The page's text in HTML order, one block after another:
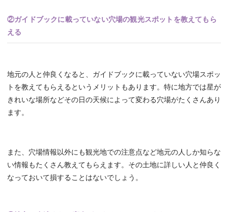
②ガイドブックに載っていない穴場の観光スポットを教えてもら
える
地元の人と仲良くなると、ガイドブックに載っていない穴場スポッ
トを教えてもらえるというメリットもあります。特に地方では星が
きれいな場所などその日の天候によって変わる穴場がたくさんあり
ます。
また、穴場情報以外にも観光地での注意点など地元の人しか知らな
い情報もたくさん教えてもらえます。その土地に詳しい人と仲良く
なっておいて損することはないでしょう。